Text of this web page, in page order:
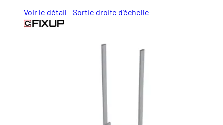
Voir le détail - Sortie droite d'échelle